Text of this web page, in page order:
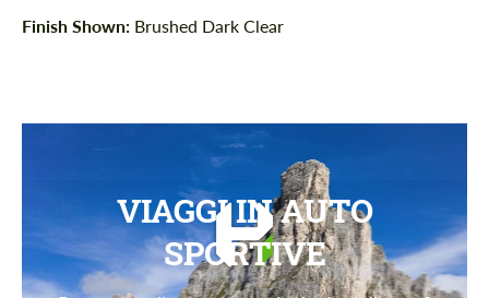
Finish Shown: Brushed Dark Clear
VIAGGI IN AUTO
SPORTIVE